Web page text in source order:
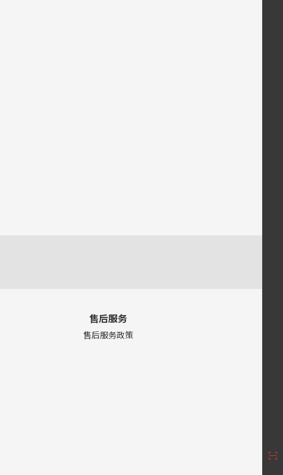
售后服务
售后服务政策